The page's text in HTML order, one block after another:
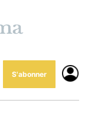
S'abonner